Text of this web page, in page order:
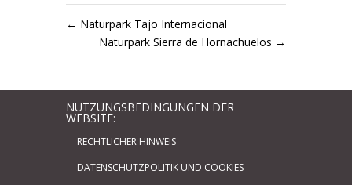
← Naturpark Tajo Internacional
Naturpark Sierra de Hornachuelos →
NUTZUNGSBEDINGUNGEN DER
WEBSITE:
RECHTLICHER HINWEIS
DATENSCHUTZPOLITIK UND COOKIES